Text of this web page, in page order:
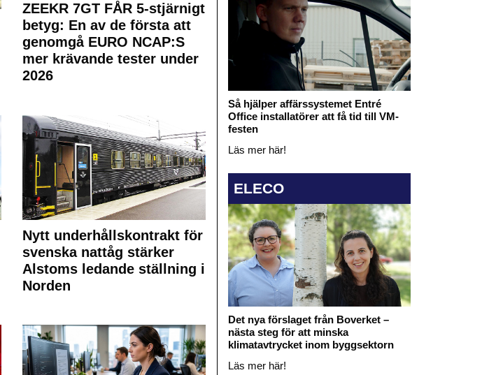
ZEEKR 7GT FÅR 5-stjärnigt
betyg: En av de första att
genomgå EURO NCAP:S
mer krävande tester under
2026
Nytt underhållskontrakt för
svenska nattåg stärker
Alstoms ledande ställning i
Norden
Så hjälper affärssystemet Entré
Office installatörer att få tid till VM-
festen
Läs mer här!
ELECO
Det nya förslaget från Boverket –
nästa steg för att minska
klimatavtrycket inom byggsektorn
Läs mer här!